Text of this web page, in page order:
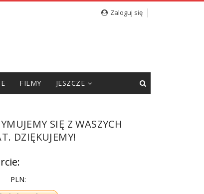
Zaloguj się
FILMY JESZCZE
SIĘ Z WASZYCH
DZIĘKUJEMY!
PLN: